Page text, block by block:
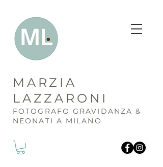
MARZIA
LAZZARONI
FOTOGRAFO GRAVIDANZA &
NEONATI A MILANO